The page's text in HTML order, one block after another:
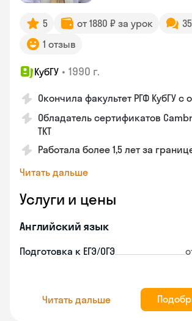
5 от 1880 ₽ за урок
1 отзыв
КубГУ • 1990 г.
Окончила факультет РГФ КубГУ с
Обладатель сертификатов
TKT
Работала более 1,5 лет за
Читать дальше
Услуги и цены
Английский язык
Подготовка к ЕГЭ/ОГЭ
Читать дальше